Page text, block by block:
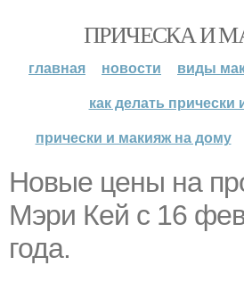
ПРИЧЕСКА И
главная новости
виды
как делать прически
прически и макияж на дому
Новые цены на
Мэри Кей с 16
года.